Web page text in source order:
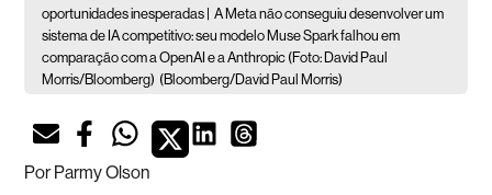
oportunidades inesperadas |
A Meta não conseguiu desenvolver um
sistema de IA competitivo: seu modelo Muse Spark falhou em
comparação com a OpenAI e a Anthropic (Foto: David Paul
Morris/Bloomberg) (Bloomberg/David Paul Morris)
PorParmy Olson